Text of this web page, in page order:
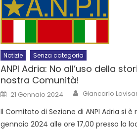
Notizie Senza categoria
ANPI Adria: No all’uso della
nostra Comunità!
21 Gennaio 2024 Giancarlo
Il Comitato di Sezione di ANPI Adria si è
gennaio 2024 alle ore 17,00 presso la